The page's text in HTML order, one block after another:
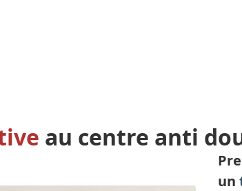
au centre anti
un